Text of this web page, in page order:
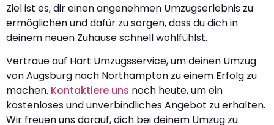
Ziel ist es, dir einen angenehmen Umzugserlebnis zu
ermöglichen und dafür zu sorgen, dass du dich in
deinem neuen Zuhause schnell wohlfühlst.
Vertraue auf Hart Umzugsservice, um deinen Umzug
von Augsburg nach Northampton zu einem Erfolg zu
machen. Kontaktiere uns noch heute, um ein
kostenloses und unverbindliches Angebot zu erhalten.
Wir freuen uns darauf, dich bei deinem Umzug zu